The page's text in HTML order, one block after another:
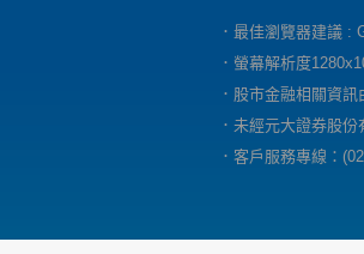
．最佳瀏覽器建議 :
．螢幕解析度
．股市金融相關資
．未經元大證券股
．客戶服務專線：